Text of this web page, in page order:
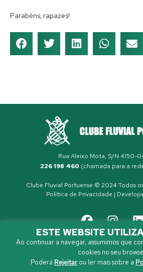
Parabéns, rapazes!
Rua Aleixo Mota, S/N 4150-
226 198 460 (chamada para a
Clube Fluvial Portuense © 2024 Todos
Política de Privacidade |
ESTE WEBSITE
Ao continuar a navegar, assumimos que
cookies no seu
Poderá Rejeitar ou ler mais sobre a